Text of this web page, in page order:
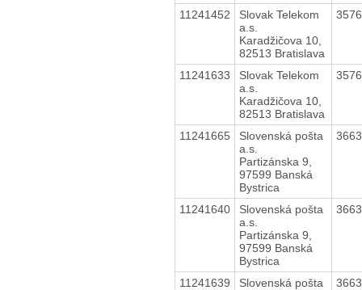
11241452
Slovak Telekom
a.s.
Karadžičova 10,
82513 Bratislava
11241633
Slovak Telekom
a.s.
Karadžičova 10,
82513 Bratislava
11241665
Slovenská pošta
a.s.
Partizánska 9,
97599 Banská
Bystrica
11241640
Slovenská pošta
a.s.
Partizánska 9,
97599 Banská
Bystrica
11241639
Slovenská pošta